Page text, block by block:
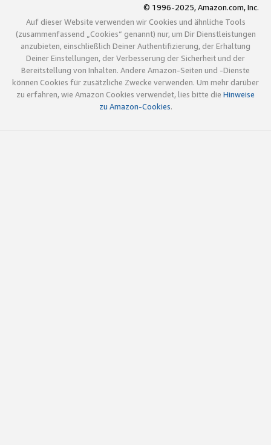
© 1996-2025, Amazon.com, Inc.
Auf dieser Website verwenden wir Cookies und ähnliche Tools
(zusammenfassend „Cookies“ genannt) nur, um Dir Dienstleistungen
anzubieten, einschließlich Deiner Authentifizierung, der Erhaltung
Deiner Einstellungen, der Verbesserung der Sicherheit und der
Bereitstellung von Inhalten. Andere Amazon-Seiten und -Dienste
können Cookies für zusätzliche Zwecke verwenden. Um mehr darüber
zu erfahren, wie Amazon Cookies verwendet, lies bitte die Hinweise
zu Amazon-Cookies.